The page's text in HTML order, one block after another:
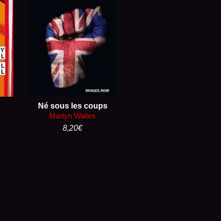
Né sous les coups
Martyn Waites
8,20€